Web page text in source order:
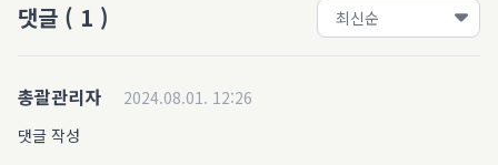
댓글 ( 1 )
총괄관리자
2024.08.01. 12:26
댓글 작성